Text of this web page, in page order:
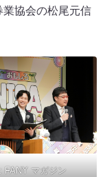
業協会の松尾元信
FANY マガジン